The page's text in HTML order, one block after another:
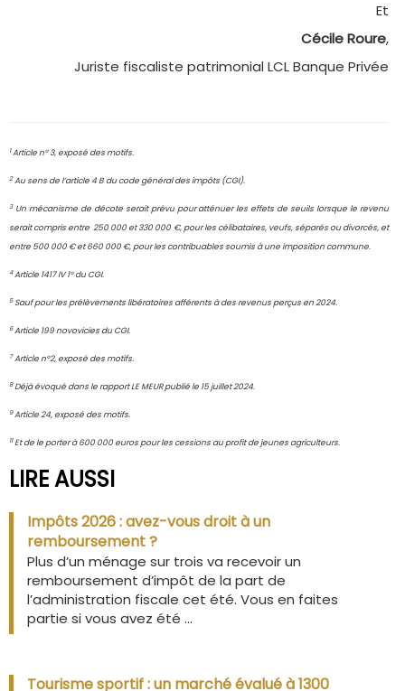
Et
Cécile Roure,
Juriste fiscaliste patrimonial LCL Banque Privée
1Article n° 3, exposé des motifs.
2Au sens de l’article 4 B du code général des impôts (CGI).
3Un mécanisme de décote serait prévu pour atténuer les effets de seuils lorsque le revenu
serait compris entre 250 000 et 330 000 €, pour les célibataires, veufs, séparés ou divorcés, et
entre 500 000 € et 660 000 €, pour les contribuables soumis à une imposition commune.
4Article 1417 IV 1° du CGI.
5Sauf pour les prélèvements libératoires afférents à des revenus perçus en 2024.
6Article 199 novovicies du CGI.
7Article n°2, exposé des motifs.
8Déjà évoqué dans le rapport LE MEUR publié le 15 juillet 2024.
9Article 24, exposé des motifs.
11Et de le porter à 600 000 euros pour les cessions au profit de jeunes agriculteurs.
LIRE AUSSI
Impôts 2026 : avez-vous droit à un
remboursement ?
Plus d’un ménage sur trois va recevoir un
remboursement d’impôt de la part de
l’administration fiscale cet été. Vous en faites
partie si vous avez été ...
Tourisme sportif : un marché évalué à 1300